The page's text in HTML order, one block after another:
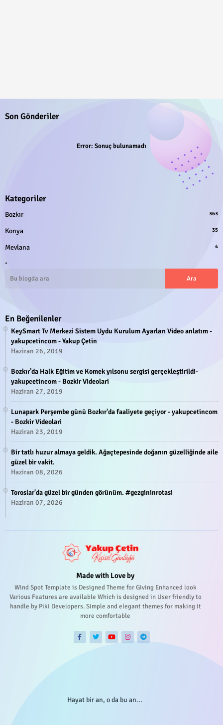
Son Gönderiler
Error: Sonuç bulunamadı
Kategoriler
Bozkır 363
Konya 35
Mevlana 4
.
En Beğenilenler
KeySmart Tv Merkezi Sistem Uydu Kurulum Ayarları Video anlatım -
yakupcetincom - Yakup Çetin
Haziran 26, 2019
Bozkır’da Halk Eğitim ve Komek yılsonu sergisi gerçekleştirildi-
yakupcetincom - Bozkir Videolari
Haziran 27, 2019
Lunapark Perşembe günü Bozkır'da faaliyete geçiyor - yakupcetincom
- Bozkir Videolari
Haziran 23, 2019
Bir tatlı huzur almaya geldik. Ağaçtepesinde doğanın güzelliğinde aile
güzel bir vakit.
Haziran 08, 2026
Toroslar'da güzel bir günden görünüm. #gezgininrotasi
Haziran 07, 2026
Made with Love by
Wind Spot Template is Designed Theme for Giving Enhanced look
Various Features are available Which is designed in User friendly to
handle by Piki Developers. Simple and elegant themes for making it
more comfortable
Hayat bir an, o da bu an...